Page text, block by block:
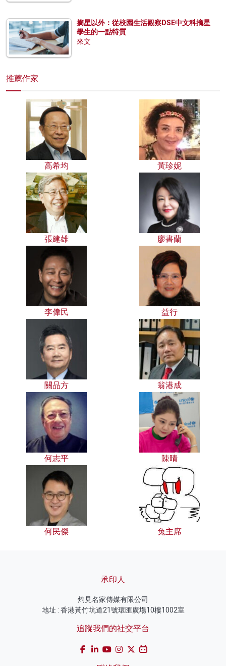
摘星以外：從校園生活觀察DSE中文科摘星
學生的一點特質
來文
推薦作家
高希均 黃珍妮
張建雄 廖書蘭
李偉民 益行
關品方 翁港成
何志平 陳晴
何民傑 兔主席
承印人
灼見名家傳媒有限公司
地址 : 香港黃竹坑道21號環匯廣場10樓1002室
追蹤我們的社交平台